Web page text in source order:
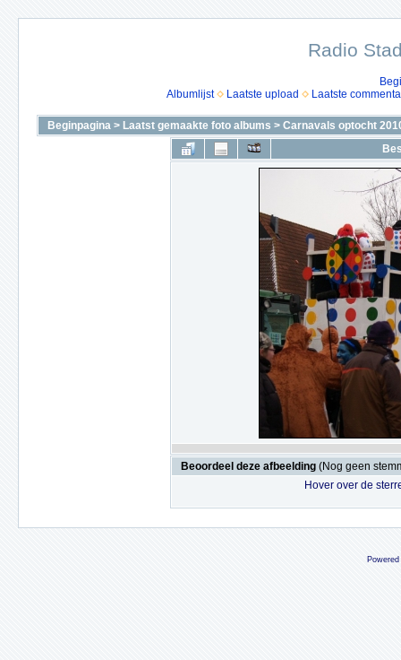
Radio
Albumlijst
Laatste upload Laatste
Beginpagina > Laatst gemaakte foto albums > Carnavals optocht
Beoordeel deze afbeelding (Nog geen
Hover over de